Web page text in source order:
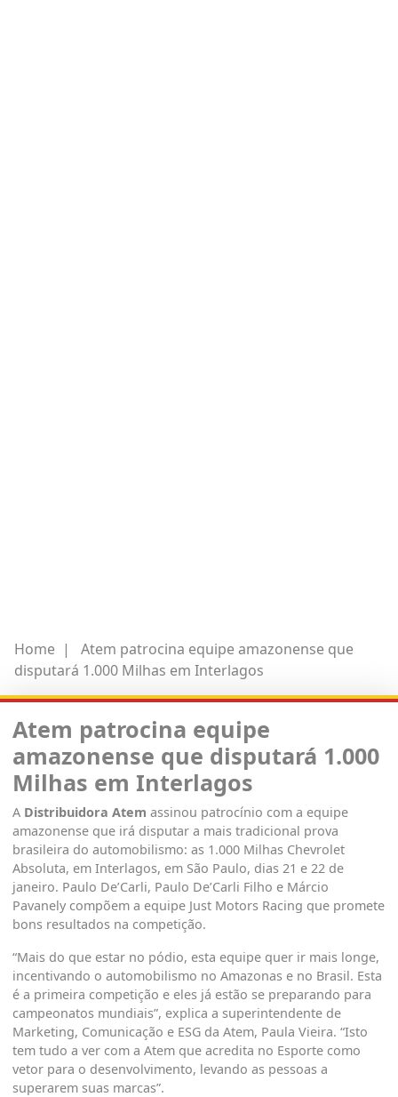
Home |
Atem patrocina equipe amazonense que
disputará 1.000 Milhas em Interlagos
Atem patrocina equipe
amazonense que disputará 1.000
Milhas em Interlagos
A Distribuidora Atem assinou patrocínio com a equipe
amazonense que irá disputar a mais tradicional prova
brasileira do automobilismo: as 1.000 Milhas Chevrolet
Absoluta, em Interlagos, em São Paulo, dias 21 e 22 de
janeiro. Paulo De’Carli, Paulo De’Carli Filho e Márcio
Pavanely compõem a equipe Just Motors Racing que promete
bons resultados na competição.
“Mais do que estar no pódio, esta equipe quer ir mais longe,
incentivando o automobilismo no Amazonas e no Brasil. Esta
é a primeira competição e eles já estão se preparando para
campeonatos mundiais”, explica a superintendente de
Marketing, Comunicação e ESG da Atem, Paula Vieira. “Isto
tem tudo a ver com a Atem que acredita no Esporte como
vetor para o desenvolvimento, levando as pessoas a
superarem suas marcas”.